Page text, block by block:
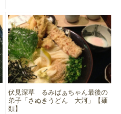
伏見深草 るみばぁちゃん最後の
弟子「さぬきうどん 大河」【麺
類】